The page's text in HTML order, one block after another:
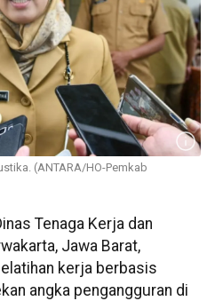
(ANTARA/HO-Pemkab
Tenaga Kerja dan
Jawa Barat,
kerja berbasis
angka pengangguran di